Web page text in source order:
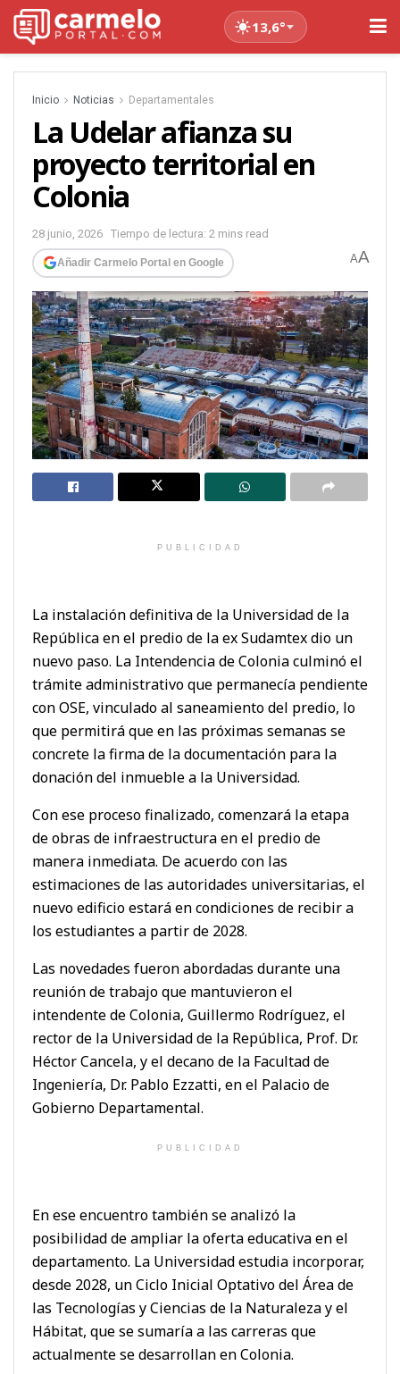
13,6°
Inicio Noticias Departamentales
La Udelar afianza su
proyecto territorial en
Colonia
28 junio, 2026 Tiempo de lectura: 2 mins read
Añadir Carmelo Portal en Google AA
PUBLICIDAD
La instalación definitiva de la Universidad de la
República en el predio de la ex Sudamtex dio un
nuevo paso. La Intendencia de Colonia culminó el
trámite administrativo que permanecía pendiente
con OSE, vinculado al saneamiento del predio, lo
que permitirá que en las próximas semanas se
concrete la firma de la documentación para la
donación del inmueble a la Universidad.
Con ese proceso finalizado, comenzará la etapa
de obras de infraestructura en el predio de
manera inmediata. De acuerdo con las
estimaciones de las autoridades universitarias, el
nuevo edificio estará en condiciones de recibir a
los estudiantes a partir de 2028.
Las novedades fueron abordadas durante una
reunión de trabajo que mantuvieron el
intendente de Colonia, Guillermo Rodríguez, el
rector de la Universidad de la República, Prof. Dr.
Héctor Cancela, y el decano de la Facultad de
Ingeniería, Dr. Pablo Ezzatti, en el Palacio de
Gobierno Departamental.
PUBLICIDAD
En ese encuentro también se analizó la
posibilidad de ampliar la oferta educativa en el
departamento. La Universidad estudia incorporar,
desde 2028, un Ciclo Inicial Optativo del Área de
las Tecnologías y Ciencias de la Naturaleza y el
Hábitat, que se sumaría a las carreras que
actualmente se desarrollan en Colonia.